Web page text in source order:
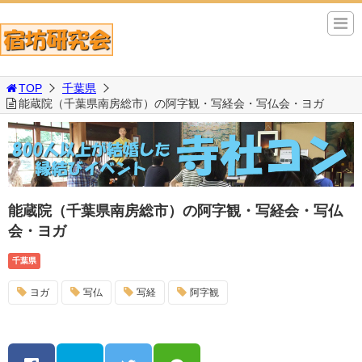
TOP
千葉県
能蔵院（千葉県南房総市）の阿字観・写経会・写仏会・ヨガ
能蔵院（千葉県南房総市）の阿字観・写経会・写仏
会・ヨガ
千葉県
ヨガ 写仏 写経 阿字観